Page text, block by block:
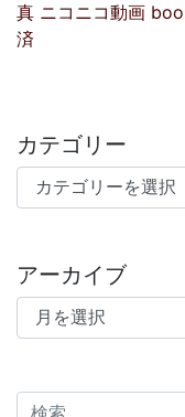
真 ニコニコ動画
済
カテゴリー
カテゴリー
アーカイブ
アーカイブ
検索: